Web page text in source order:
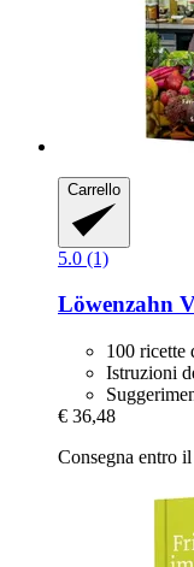
Carrello
5.0 (1)
Löwenzahn
100 ricette
Istruzioni
€ 36,48
Consegna entro